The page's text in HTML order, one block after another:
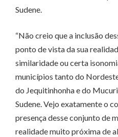
Sudene.
“Não creio que a inclusão
ponto de vista da sua
similaridade ou certa
municípios tanto do
do Jequitinhonha e do
Sudene. Vejo exatamente o
presença desse conjunto de
realidade muito próxima de